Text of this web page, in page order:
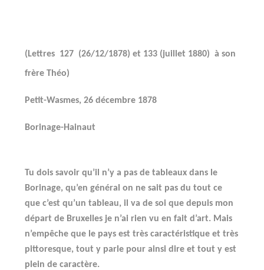
(Lettres 127 (26/12/1878) et 133 (juillet 1880) à son
frère Théo)
Petit-Wasmes, 26 décembre 1878
Borinage-Hainaut
Tu dois savoir qu’il n’y a pas de tableaux dans le
Borinage, qu’en général on ne sait pas du tout ce
que c’est qu’un tableau, il va de soi que depuis mon
départ de Bruxelles je n’ai rien vu en fait d’art. Mais
n’empêche que le pays est très caractéristique et très
pittoresque, tout y parle pour ainsi dire et tout y est
plein de caractère.